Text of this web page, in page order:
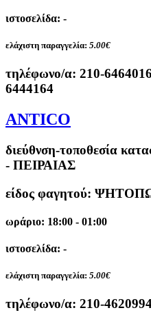
ιστοσελίδα: -
ελάχιστη παραγγελία: 5.00€
τηλέφωνο/α: 210-
6444164
ANTICO
διεύθνση-τοποθεσία
- ΠΕΙΡΑΙΑΣ
είδος φαγητού:
ωράριο: 18:00 - 01:00
ιστοσελίδα: -
ελάχιστη παραγγελία: 5.00€
τηλέφωνο/α: 210-